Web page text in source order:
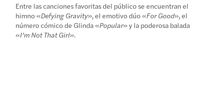
Entre las canciones favoritas del público se encuentran el
himno «Defying Gravity», el emotivo dúo «For Good», el
número cómico de Glinda «Popular» y la poderosa balada
«I’m Not That Girl».